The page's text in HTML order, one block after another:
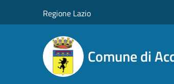
Regione Lazio
Comune di